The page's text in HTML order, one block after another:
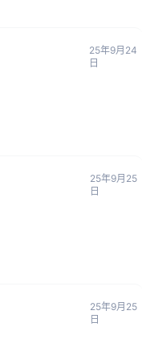
25年9月24
日
25年9月25
日
25年9月25
日